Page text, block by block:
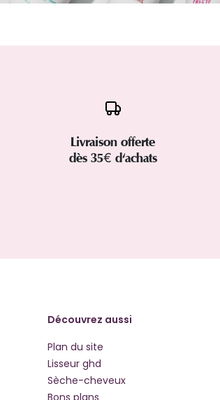
Livraison offerte
dès 35€ d'achats
Découvrez aussi
Plan du site
Lisseur ghd
Sèche-cheveux